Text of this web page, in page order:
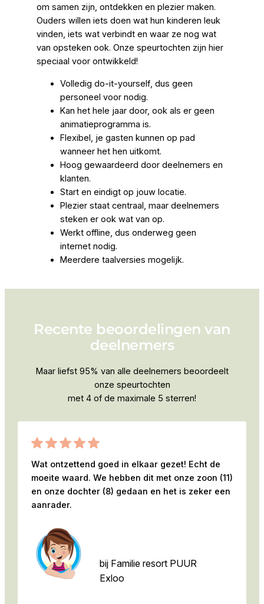
om samen zijn, ontdekken en plezier maken.
Ouders willen iets doen wat hun kinderen leuk
vinden, iets wat verbindt en waar ze nog wat
van opsteken ook. Onze speurtochten zijn hier
speciaal voor ontwikkeld!
Volledig do-it-yourself, dus geen
personeel voor nodig.
Kan het hele jaar door, ook als er geen
animatieprogramma is.
Flexibel, je gasten kunnen op pad
wanneer het hen uitkomt.
Hoog gewaardeerd door deelnemers en
klanten.
Start en eindigt op jouw locatie.
Plezier staat centraal, maar deelnemers
steken er ook wat van op.
Werkt offline, dus onderweg geen
internet nodig.
Meerdere taalversies mogelijk.
Recente beoordelingen van
deelnemers
Maar liefst 95% van alle deelnemers beoordeelt
onze speurtochten
met 4 of de maximale 5 sterren!
Wat ontzettend goed in elkaar gezet! Echt de
moeite waard. We hebben dit met onze zoon (11)
en onze dochter (8) gedaan en het is zeker een
aanrader.
bij Familie resort PUUR
Exloo